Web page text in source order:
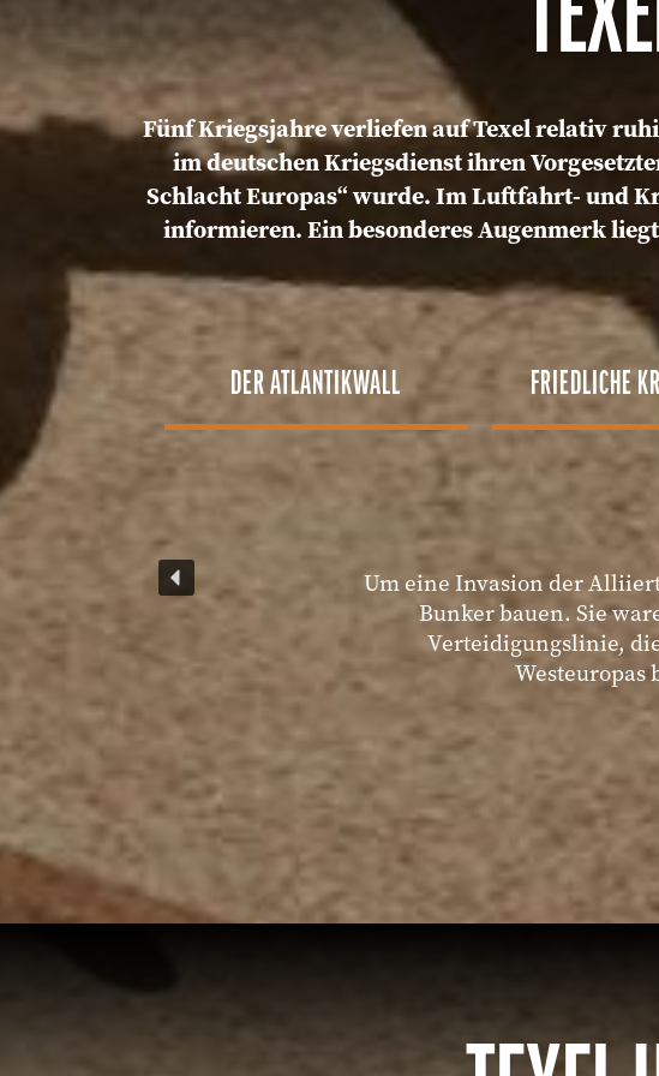
Fünf Kriegsjahre verliefen auf Texel relativ
im deutschen Kriegsdienst ihren
Schlacht Europas“ wurde. Im Luftfahrt- und
informieren. Ein besonderes Augenmerk
DER ATLANTIKWALL FRIEDLICHE
Um eine Invasion der
Bunker bauen. Sie
Verteidigungslinie,
Westeuropas